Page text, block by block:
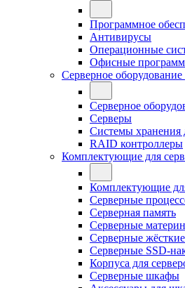
Программное
Антивирусы
Операционные
Офисные
Серверное оборудование
Серверное
Серверы
Системы хранения
RAID контроллеры
Комплектующие для
Комплектующие
Серверные
Серверная память
Серверные
Серверные
Серверные SSD-
Корпуса для
Серверные шкафы